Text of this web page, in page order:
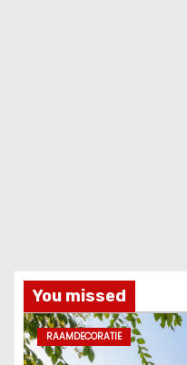
You missed
RAAMDECORATIE